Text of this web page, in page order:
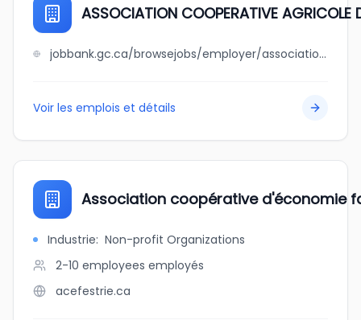
ASSOCIATION COOPERATIVE AGRICOLE
jobbank.gc.ca/browsejobs/employer/association+cooperative+agricole+de+la+patrie/ca
Voir les emplois et détails
Association coopérative d'économie
Industrie: Non-profit Organizations
2-10 employees employés
acefestrie.ca